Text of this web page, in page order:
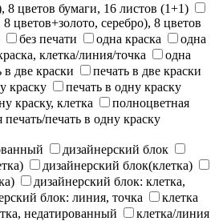
8 цветов бумаги, 16 листов (1+1)
цветов+золото, серебро), 8 цветов
без печати одна краска
одна
клетка/линия/точка
одна
в две краски
печать в две краски
краску
печать в одну краску
краску, клетка
полноцветная
печать в одну краску
дизайнерский блок
дизайнерский блок(клетка)
дизайнерский блок: клетка,
блок: линия, точка
клетка
недатированный
клетка/линия